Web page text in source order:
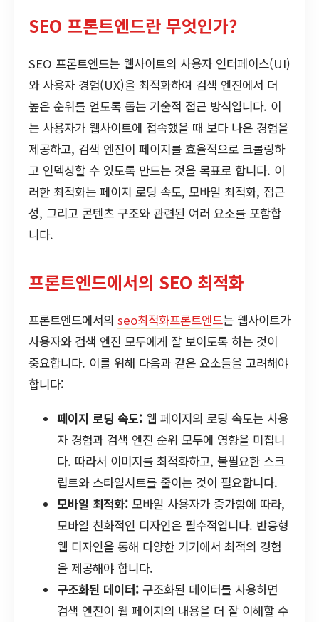
SEO 프론트엔드란 무엇인가?
SEO 프론트엔드는 웹사이트의 사용자 인터페이스(UI)
와 사용자 경험(UX)을 최적화하여 검색 엔진에서 더
높은 순위를 얻도록 돕는 기술적 접근 방식입니다. 이
는 사용자가 웹사이트에 접속했을 때 보다 나은 경험을
제공하고, 검색 엔진이 페이지를 효율적으로 크롤링하
고 인덱싱할 수 있도록 만드는 것을 목표로 합니다. 이
러한 최적화는 페이지 로딩 속도, 모바일 최적화, 접근
성, 그리고 콘텐츠 구조와 관련된 여러 요소를 포함합
니다.
프론트엔드에서의 SEO 최적화
프론트엔드에서의 seo최적화프론트엔드는 웹사이트가
사용자와 검색 엔진 모두에게 잘 보이도록 하는 것이
중요합니다. 이를 위해 다음과 같은 요소들을 고려해야
합니다:
페이지 로딩 속도: 웹 페이지의 로딩 속도는 사용
자 경험과 검색 엔진 순위 모두에 영향을 미칩니
다. 따라서 이미지를 최적화하고, 불필요한 스크
립트와 스타일시트를 줄이는 것이 필요합니다.
모바일 최적화: 모바일 사용자가 증가함에 따라,
모바일 친화적인 디자인은 필수적입니다. 반응형
웹 디자인을 통해 다양한 기기에서 최적의 경험
을 제공해야 합니다.
구조화된 데이터: 구조화된 데이터를 사용하면
검색 엔진이 웹 페이지의 내용을 더 잘 이해할 수